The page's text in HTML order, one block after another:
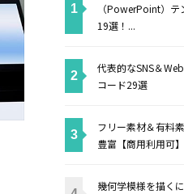
（PowerPoint）
19選！...
代表的なSNS＆
コード29選
フリー素材＆有料
豊富【商用利用可】
幾何学模様を描く